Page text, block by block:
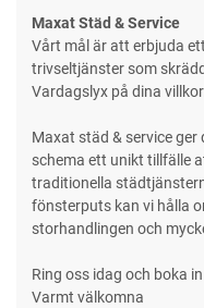
Maxat Städ & Service
Vårt mål är att erbjuda
trivseltjänster som
Vardagslyx på dina
Maxat städ & service
schema ett unikt tillfälle
traditionella
fönsterputs kan vi hålla
storhandlingen och
Ring oss idag och boka
Varmt välkomna